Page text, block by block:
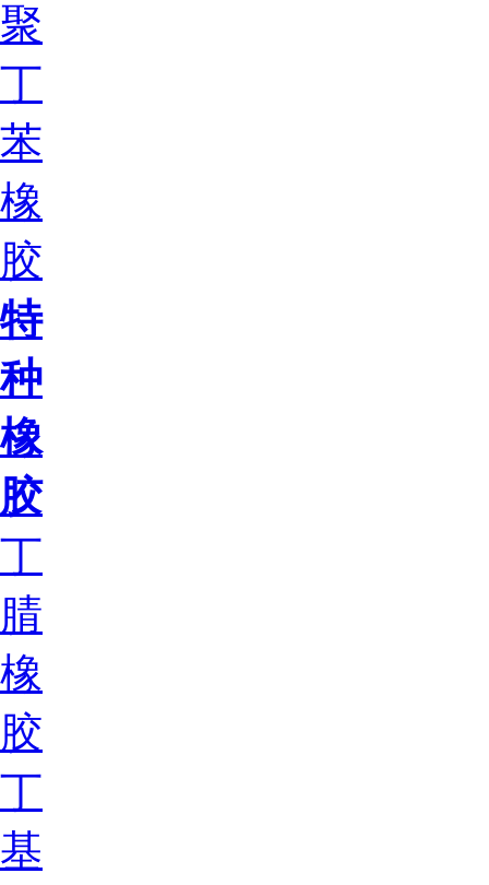
聚
丁
苯
橡
胶
特
种
橡
胶
丁
腈
橡
胶
丁
基